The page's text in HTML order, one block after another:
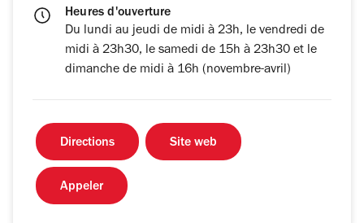
Heures d'ouverture
Du lundi au jeudi de midi à 23h, le vendredi de
midi à 23h30, le samedi de 15h à 23h30 et le
dimanche de midi à 16h (novembre-avril)
Directions Site web
Appeler